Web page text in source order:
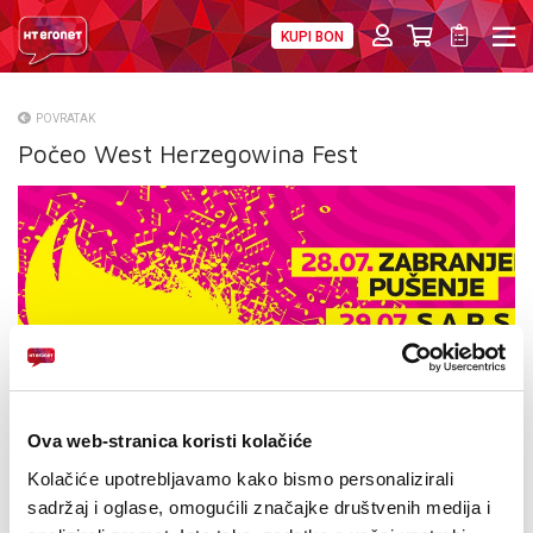
Ova web-stranica koristi kolačiće
Kolačiće upotrebljavamo kako bismo personalizirali
sadržaj i oglase, omogućili značajke društvenih medija i
KUPI BON
O NAMA
PRESS
NATJEČAJI
VELEPRODAJA
KONTAKTI
E-RAČUN
POVRATAK
Počeo West Herzegowina Fest